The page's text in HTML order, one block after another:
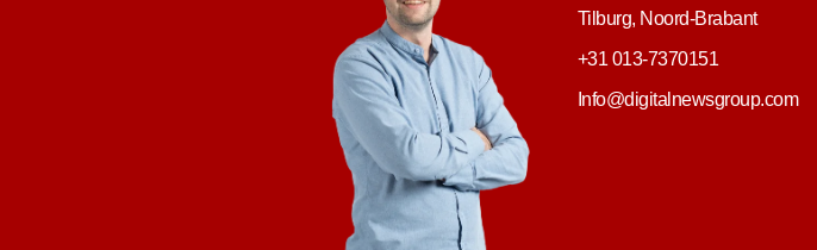
Tilburg, Noord-Brabant
+31 013-7370151
Info@digitalnewsgroup.com